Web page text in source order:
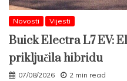
Novosti Vijesti
Buick Electra L7 EV:
priključila hibridu
07/08/2026 2 min read